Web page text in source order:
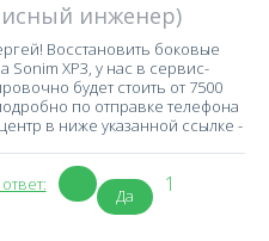
инженер)
Восстановить боковые
Sonim XP3, у нас в сервис-
будет стоить от 7500
по отправке телефона
в ниже указанной ссылке -
Да 1